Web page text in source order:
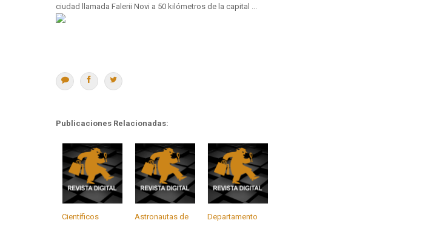
ciudad llamada Falerii Novi a 50 kilómetros de la capital ...
Publicaciones Relacionadas:
Científicos
Astronautas de
Departamento